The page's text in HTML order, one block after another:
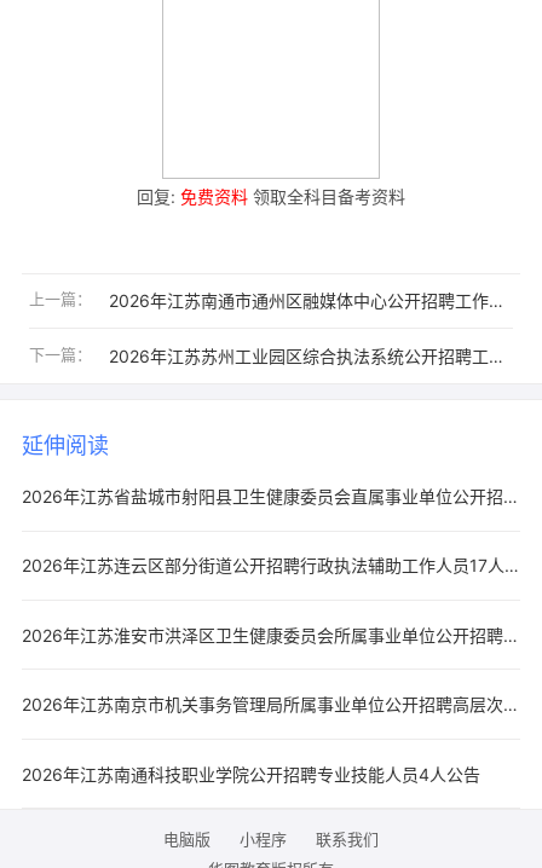
回复: 免费资料 领取全科目备考资料
上一篇： 2026年江苏南通市通州区融媒体中心公开招聘工作人员4人公告
下一篇： 2026年江苏苏州工业园区综合执法系统公开招聘工作人员20人公告
延伸阅读
2026年江苏省盐城市射阳县卫生健康委员会直属事业单位公开招聘工作人员22人公告
2026年江苏连云区部分街道公开招聘行政执法辅助工作人员17人公告
2026年江苏淮安市洪泽区卫生健康委员会所属事业单位公开招聘工作人员22人公告
2026年江苏南京市机关事务管理局所属事业单位公开招聘高层次人才5人公告
​2026年江苏南通科技职业学院公开招聘专业技能人员4人公告
电脑版 小程序
联系我们